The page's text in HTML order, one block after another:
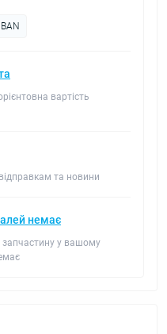
IBAN
вартість
та новини
немає
у вашому